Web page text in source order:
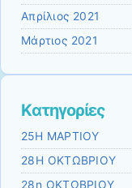
Απρίλιος 2021
Μάρτιος 2021
Kατηγορίες
25Η ΜΑΡΤΙΟΥ
28Η ΟΚΤΩΒΡΙΟΥ
28η ΟΚΤΩΒΡΙΟΥ